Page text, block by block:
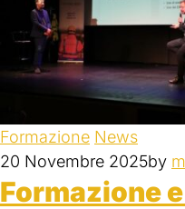
Formazione News
20 Novembre 2025by
Formazione